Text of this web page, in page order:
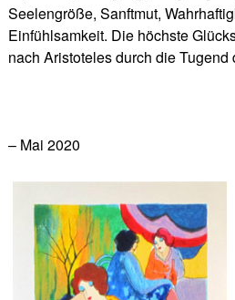
Seelengröße, Sanftmut,
Einfühlsamkeit. Die höchste
nach Aristoteles durch die
– Mai 2020